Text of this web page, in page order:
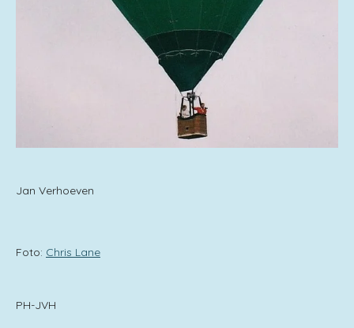
Jan Verhoeven
Foto: Chris Lane
PH-JVH